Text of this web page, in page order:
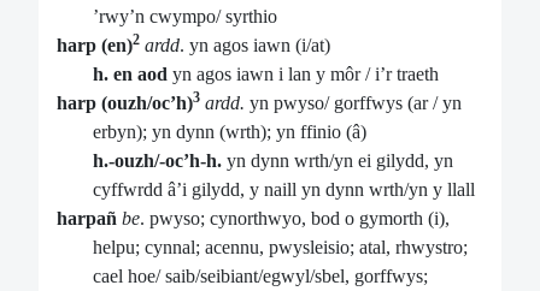
’rwy’n cwympo/ syrthio
harp (en)2 ardd. yn agos iawn (i/at)
h. en aod yn agos iawn i lan y môr / i’r traeth
harp (ouzh/oc’h)3 ardd. yn pwyso/ gorffwys (ar / yn
erbyn); yn dynn (wrth); yn ffinio (â)
h.-ouzh/-oc’h-h. yn dynn wrth/yn ei gilydd, yn
cyffwrdd â’i gilydd, y naill yn dynn wrth/yn y llall
harpañ be. pwyso; cynorthwyo, bod o gymorth (i),
helpu; cynnal; acennu, pwysleisio; atal, rhwystro;
cael hoe/ saib/seibiant/egwyl/sbel, gorffwys;